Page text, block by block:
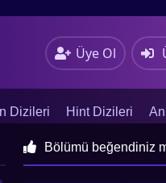
Üye Ol
Dizileri Hint Dizileri
Bölümü beğendiniz